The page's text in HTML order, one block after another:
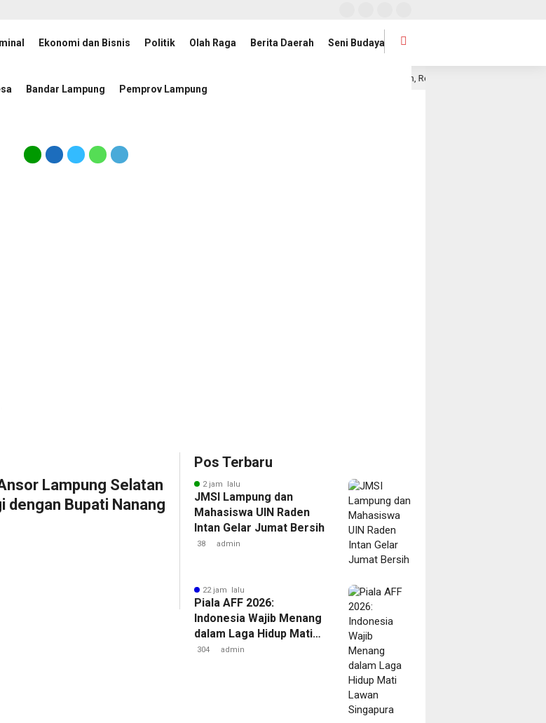
Ekonomi dan Bisnis Politik Olah Raga Berita Daerah Seni Budaya
Bandar Lampung Pemprov Lampung
Komisioner KI Pusat 2026–2030 Dikukuhkan, Rektor UIN RIL Dukung Penguatan
Lampung Selatan
dengan Bupati Nanang
Pos Terbaru
2 jam lalu
JMSI Lampung dan
Mahasiswa UIN Raden
Intan Gelar Jumat Bersih
38 admin
22 jam lalu
Piala AFF 2026:
Indonesia Wajib Menang
dalam Laga Hidup Mati
Lawan Singapura
304 admin